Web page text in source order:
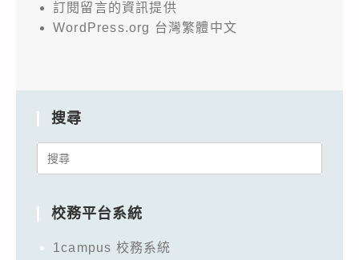
訂閱留言的資訊提供
WordPress.org 台灣繁體中文
搜尋
Search
校務平台系統
1campus 校務系統